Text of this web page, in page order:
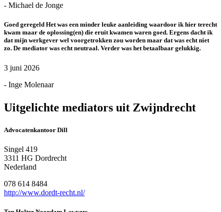
- Michael de Jonge
Goed geregeld Het was een minder leuke aanleiding waardoor ik hier terecht
kwam maar de oplossing(en) die eruit kwamen waren goed. Ergens dacht ik
dat mijn werkgever wel voorgetrokken zou worden maar dat was echt niet
zo. De mediator was echt neutraal. Verder was het betaalbaar gelukkig.
3 juni 2026
- Inge Molenaar
Uitgelichte mediators uit Zwijndrecht
Advocatenkantoor Dill
Singel 419
3311 HG Dordrecht
Nederland
078 614 8484
http://www.dordt-recht.nl/